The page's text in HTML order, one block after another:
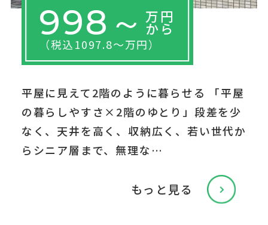
998～万円
から
（税込1097.8～万円）
平屋に見えて2階のように暮らせる 「平屋
の暮らしやすさ×2階のゆとり」段差を少
なく、天井を高く、収納広く、若い世代か
らシニア層まで、無理な…
もっと見る